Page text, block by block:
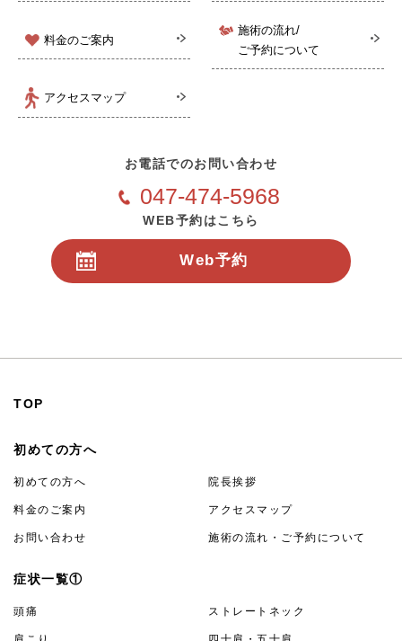
料金のご案内
施術の流れ/
ご予約について
アクセスマップ
お電話でのお問い合わせ
047-474-5968
WEB予約はこちら
Web予約
TOP
初めての方へ
初めての方へ 院長挨拶
料金のご案内 アクセスマップ
お問い合わせ 施術の流れ・ご予約について
症状一覧①
頭痛 ストレートネック